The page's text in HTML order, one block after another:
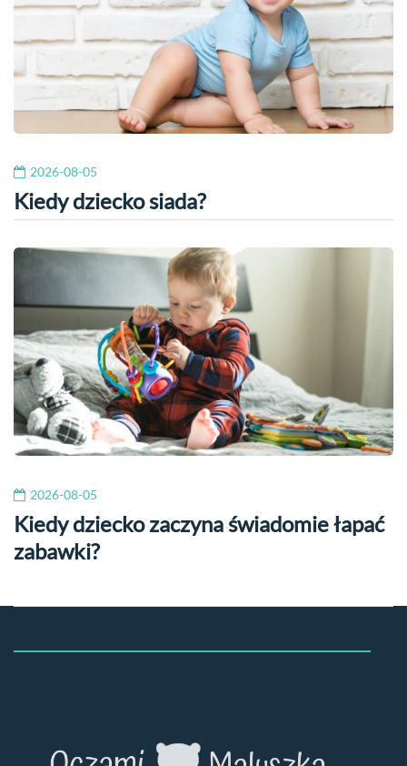
2026-08-05
Kiedy dziecko siada?
2026-08-05
Kiedy dziecko zaczyna świadomie łapać
zabawki?